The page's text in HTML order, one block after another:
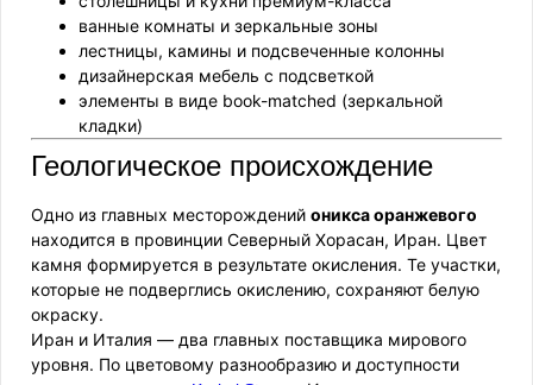
ванные комнаты и зеркальные зоны
лестницы, камины и подсвеченные колонны
дизайнерская мебель с подсветкой
элементы в виде book-matched (зеркальной
кладки)
Геологическое происхождение
Одно из главных месторождений оникса оранжевого
находится в провинции Северный Хорасан, Иран. Цвет
камня формируется в результате окисления. Те участки,
которые не подверглись окислению, сохраняют белую
окраску.
Иран и Италия — два главных поставщика мирового
уровня. По цветовому разнообразию и доступности